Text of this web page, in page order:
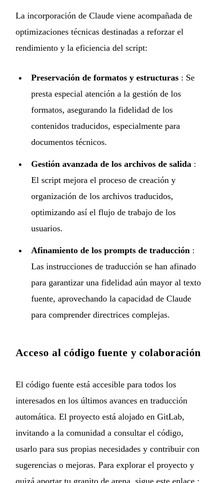
La incorporación de Claude viene acompañada de
optimizaciones técnicas destinadas a reforzar el
rendimiento y la eficiencia del script:
Preservación de formatos y estructuras : Se
presta especial atención a la gestión de los
formatos, asegurando la fidelidad de los
contenidos traducidos, especialmente para
documentos técnicos.
Gestión avanzada de los archivos de salida :
El script mejora el proceso de creación y
organización de los archivos traducidos,
optimizando así el flujo de trabajo de los
usuarios.
Afinamiento de los prompts de traducción :
Las instrucciones de traducción se han afinado
para garantizar una fidelidad aún mayor al texto
fuente, aprovechando la capacidad de Claude
para comprender directrices complejas.
Acceso al código fuente y colaboración
El código fuente está accesible para todos los
interesados en los últimos avances en traducción
automática. El proyecto está alojado en GitLab,
invitando a la comunidad a consultar el código,
usarlo para sus propias necesidades y contribuir con
sugerencias o mejoras. Para explorar el proyecto y